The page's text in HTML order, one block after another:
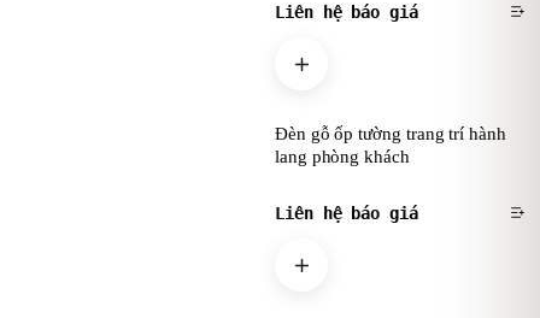
Liên hệ báo giá
Đèn gỗ ốp tường trang trí hành
lang phòng khách
Liên hệ báo giá